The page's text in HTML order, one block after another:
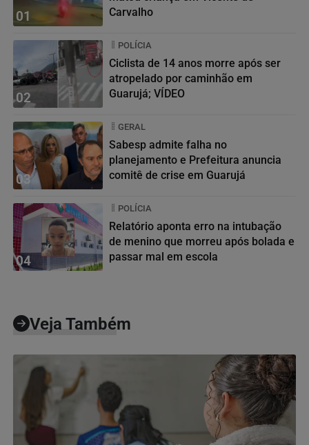
01
Carvalho
02
POLÍCIA
Ciclista de 14 anos morre após ser
atropelado por caminhão em
Guarujá; VÍDEO
03
GERAL
Sabesp admite falha no
planejamento e Prefeitura anuncia
comitê de crise em Guarujá
04
POLÍCIA
Relatório aponta erro na intubação
de menino que morreu após bolada e
passar mal em escola
Veja Também